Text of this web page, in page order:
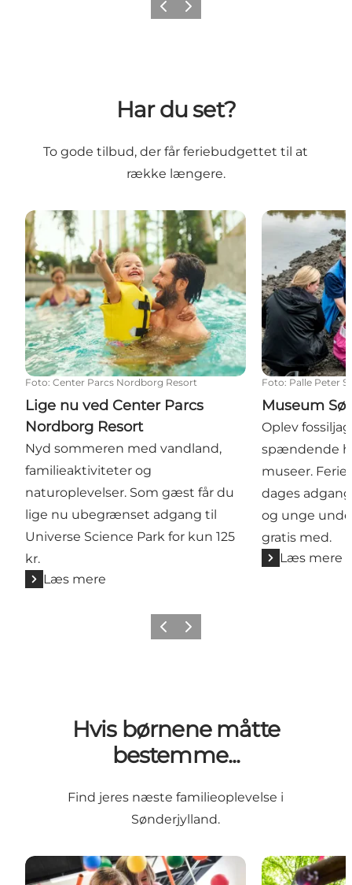
ForrigeNæste
Har du set?
To gode tilbud, der får feriebudgettet til at
række længere.
Lige nu ved Center Parcs Nordborg Resort
Foto: Center Parcs Nordborg Resort
Lige nu ved Center Parcs
Nordborg Resort
Nyd sommeren med vandland,
familieaktiviteter og
naturoplevelser. Som gæst får du
lige nu ubegrænset adgang til
Universe Science Park for kun 125
kr.
Læs mere
Museum
Foto: Palle Peter
Museum
Oplev
spændende
museer.
dages
og unge
gratis med.
Læs mere
ForrigeNæste
Hvis børnene måtte
bestemme...
Find jeres næste familieoplevelse i
Sønderjylland.
Universe Science Park HighPark i